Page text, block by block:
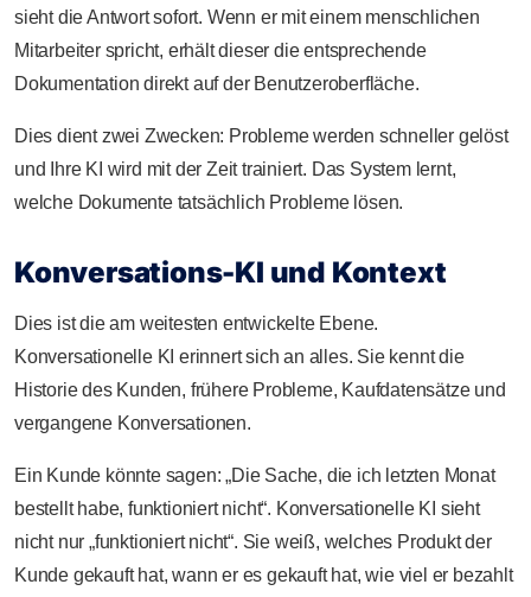
sieht die Antwort sofort. Wenn er mit einem menschlichen
Mitarbeiter spricht, erhält dieser die entsprechende
Dokumentation direkt auf der Benutzeroberfläche.
Dies dient zwei Zwecken: Probleme werden schneller gelöst
und Ihre KI wird mit der Zeit trainiert. Das System lernt,
welche Dokumente tatsächlich Probleme lösen.
Konversations-KI und Kontext
Dies ist die am weitesten entwickelte Ebene.
Konversationelle KI erinnert sich an alles. Sie kennt die
Historie des Kunden, frühere Probleme, Kaufdatensätze und
vergangene Konversationen.
Ein Kunde könnte sagen: „Die Sache, die ich letzten Monat
bestellt habe, funktioniert nicht“. Konversationelle KI sieht
nicht nur „funktioniert nicht“. Sie weiß, welches Produkt der
Kunde gekauft hat, wann er es gekauft hat, wie viel er bezahlt